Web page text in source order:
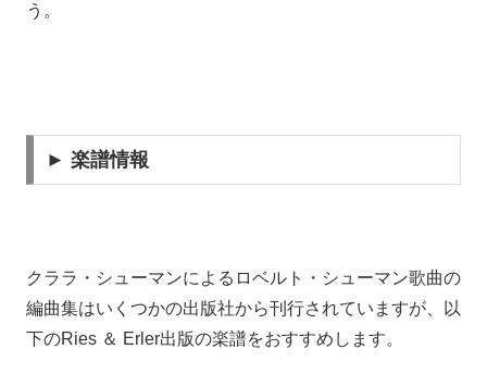
う。
► 楽譜情報
クララ・シューマンによるロベルト・シューマン歌曲の
編曲集はいくつかの出版社から刊行されていますが、以
下のRies ＆ Erler出版の楽譜をおすすめします。